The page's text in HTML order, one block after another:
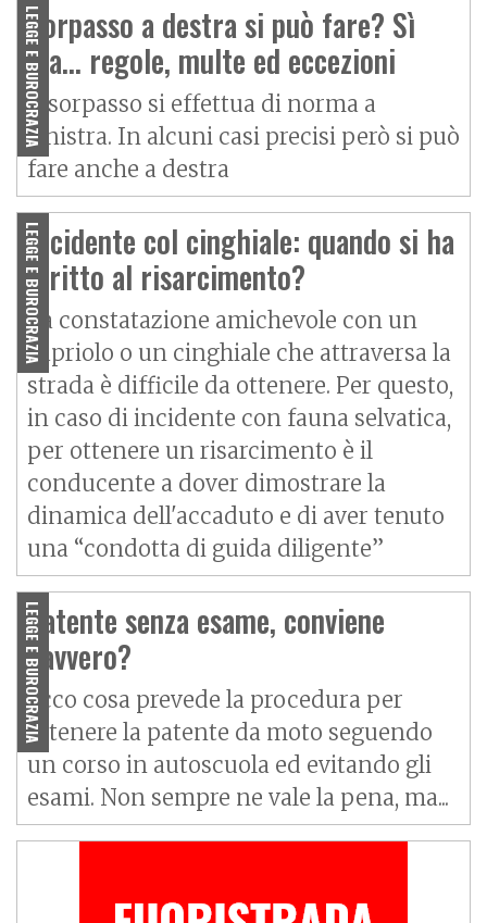
LEGGE E BUROCRAZIA
Sorpasso a destra si può fare? Sì
ma... regole, multe ed eccezioni
Il sorpasso si effettua di norma a
sinistra. In alcuni casi precisi però si può
fare anche a destra
LEGGE E BUROCRAZIA
Incidente col cinghiale: quando si ha
diritto al risarcimento?
La constatazione amichevole con un
capriolo o un cinghiale che attraversa la
strada è difficile da ottenere. Per questo,
in caso di incidente con fauna selvatica,
per ottenere un risarcimento è il
conducente a dover dimostrare la
dinamica dell'accaduto e di aver tenuto
una “condotta di guida diligente”
LEGGE E BUROCRAZIA
Patente senza esame, conviene
davvero?
Ecco cosa prevede la procedura per
ottenere la patente da moto seguendo
un corso in autoscuola ed evitando gli
esami. Non sempre ne vale la pena, ma...